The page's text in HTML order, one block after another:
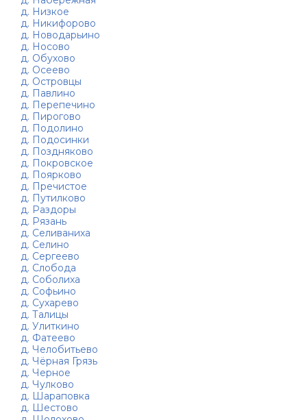
д. Низкое
д. Никифорово
д. Новодарьино
д. Носово
д. Обухово
д. Осеево
д. Островцы
д. Павлино
д. Перепечино
д. Пирогово
д. Подолино
д. Подосинки
д. Поздняково
д. Покровское
д. Поярково
д. Пречистое
д. Путилково
д. Раздоры
д. Рязань
д. Селиваниха
д. Селино
д. Сергеево
д. Слобода
д. Соболиха
д. Софьино
д. Сухарево
д. Талицы
д. Улиткино
д. Фатеево
д. Челобитьево
д. Чёрная Грязь
д. Черное
д. Чулково
д. Шараповка
д. Шестово